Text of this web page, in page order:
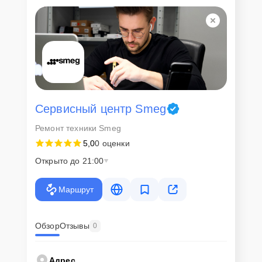
Для всех клиентов действуют демократичные и фиксированные
цены. Конечная стоимость работ обсуждается с клиентом и не в
коем случае не может измениться в процессе работ. Сервис не
навязывает клиентам дополнительные услуги и не
предусматривает скрытые платежи. Рассчитать предварительную
стоимость ремонта можно с помощью нашегоКалькулятора
Скорость диагностики и
ремонта
Наша компания ценит время клиентов и понимает важность
оперативного решения любых вопросов. В среднем, ремонт
клиент сможет забрать свой гаджет в этот же день. При
Внимание! Устройство отправляется на ремонт только после
согласования вариантов запчастей и стоимости ремонта с
изменена в процессе или после завершения работ.
Сервисный центр Smeg
Ремонт техники Smeg
5,00 оценки
Открыто до 21:00
Маршрут
ОбзорОтзывы 0
Адрес